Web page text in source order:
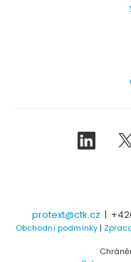
protext@ctk.cz |
Obchodní podmínky|